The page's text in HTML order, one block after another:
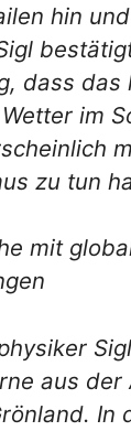
hin
dass das
im
zu tun
mit
aus der
In